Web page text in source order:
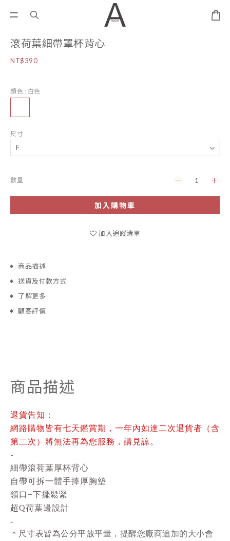
滾荷葉細帶罩杯背心
NT$390
顏色 : 白色
尺寸
數量
加入購物車
加入追蹤清單
商品描述
送貨及付款方式
了解更多
顧客評價
商品描述
退貨告知：
網路購物皆有七天鑑賞期，一年內如達二次退貨者（含
第二次）將無法再為您服務，請見諒。
-
細帶滾荷葉厚杯背心
自帶可拆一體手捧厚胸墊
領口+下擺鬆緊
超Q荷葉邊設計
-
＊ 尺寸表皆為公分平放平量 ，提醒您廠商追加的大小會